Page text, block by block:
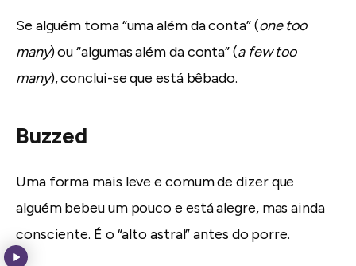
Se alguém toma “uma além da conta” (one too
many) ou “algumas além da conta” (a few too
many), conclui-se que está bêbado.
Buzzed
Uma forma mais leve e comum de dizer que
alguém bebeu um pouco e está alegre, mas ainda
consciente. É o “alto astral” antes do porre.